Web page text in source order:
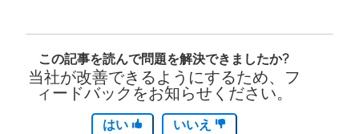
)
が
開
く
この記事を読んで問題を解決できましたか?
当社が改善できるようにするため、フ
ィードバックをお知らせください。
はい いいえ